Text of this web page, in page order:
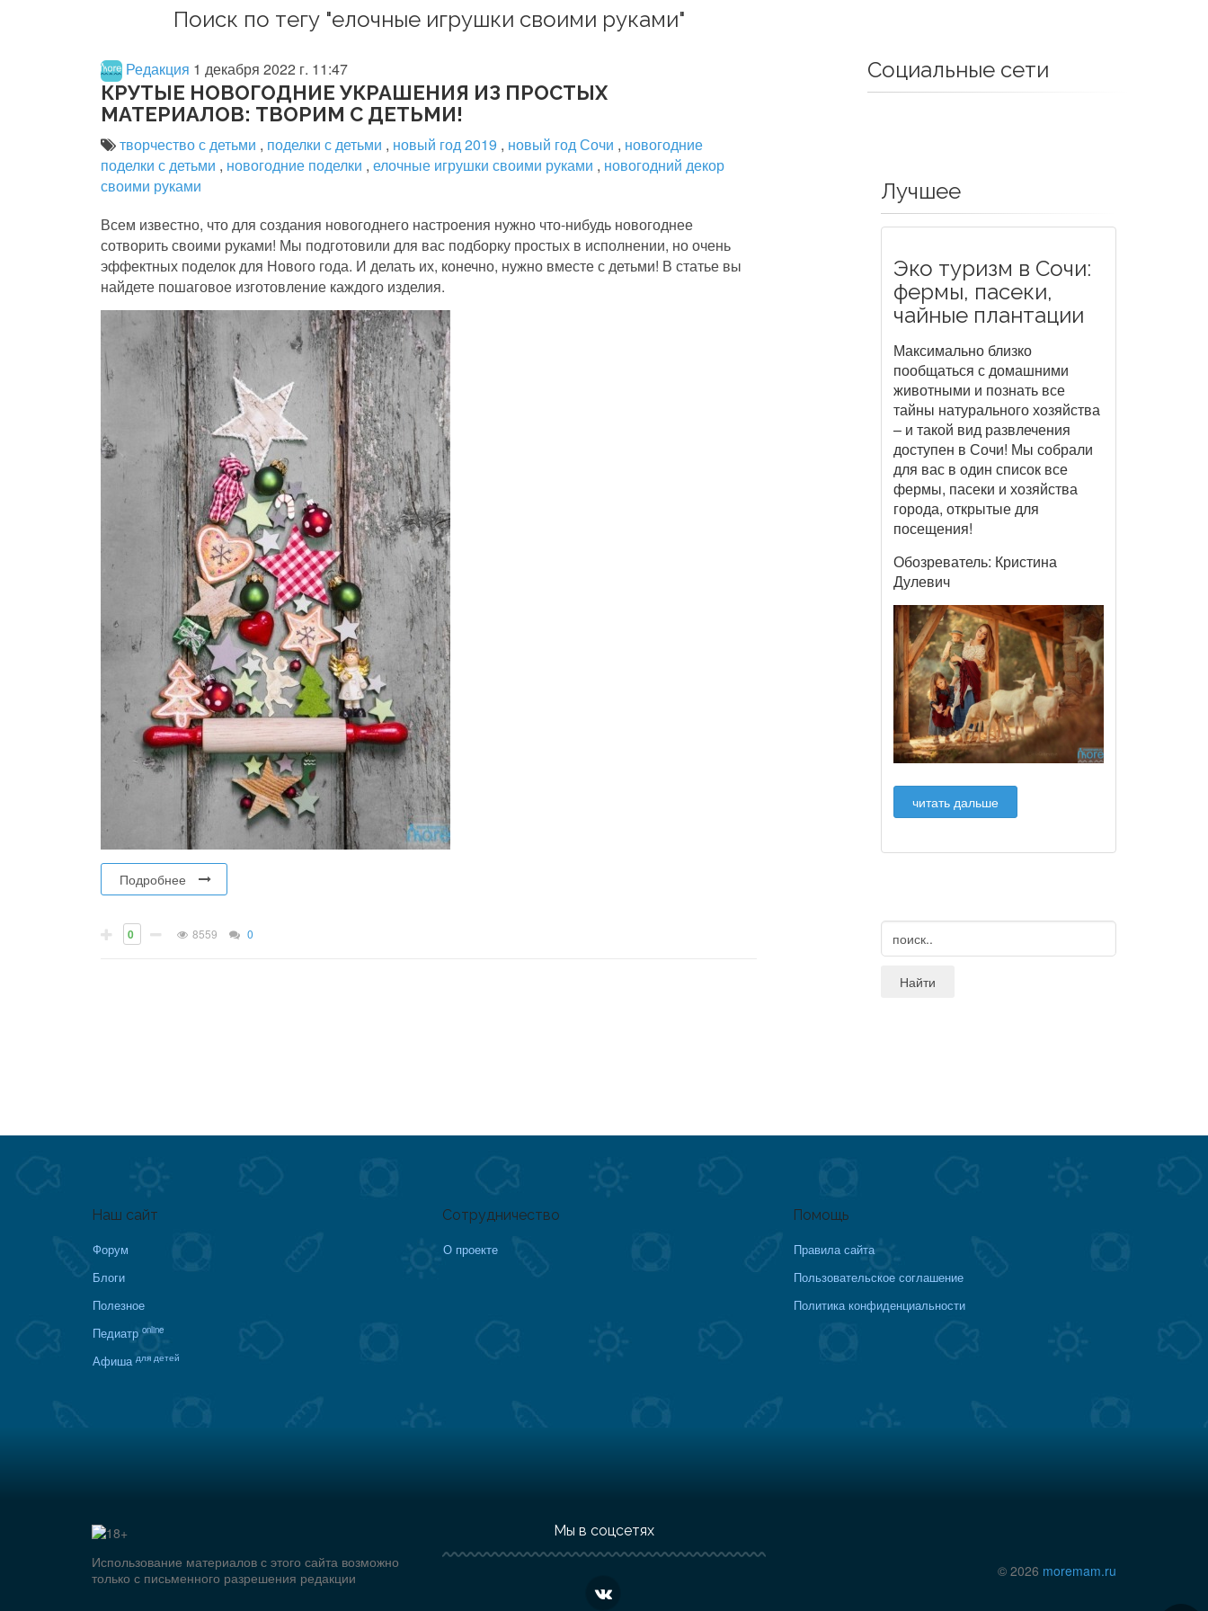
Поиск по тегу "елочные игрушки своими руками"
Редакция 1 декабря 2022 г. 11:47
КРУТЫЕ НОВОГОДНИЕ УКРАШЕНИЯ ИЗ ПРОСТЫХ
МАТЕРИАЛОВ: ТВОРИМ С ДЕТЬМИ!
творчество с детьми , поделки с детьми , новый год 2019 , новый год Сочи , новогодние
поделки с детьми , новогодние поделки , елочные игрушки своими руками , новогодний декор
своими руками
Всем известно, что для создания новогоднего настроения нужно что-нибудь новогоднее
сотворить своими руками! Мы подготовили для вас подборку простых в исполнении, но очень
эффектных поделок для Нового года. И делать их, конечно, нужно вместе с детьми! В статье вы
найдете пошаговое изготовление каждого изделия.
Подробнее
0 8559 0
Социальные сети
Лучшее
Эко туризм в Сочи:
фермы, пасеки,
чайные плантации
Максимально близко
пообщаться с домашними
животными и познать все
тайны натурального хозяйства
– и такой вид развлечения
доступен в Сочи! Мы собрали
для вас в один список все
фермы, пасеки и хозяйства
города, открытые для
посещения!
Обозреватель: Кристина
Дулевич
читать дальше
Наш сайт
Форум
Блоги
Полезное
Педиатр online
Афиша для детей
Сотрудничество
О проекте
Помощь
Правила сайта
Пользовательское соглашение
Политика конфиденциальности
Использование материалов с этого сайта возможно
только с письменного разрешения редакции
Мы в соцсетях
© 2026 moremam.ru